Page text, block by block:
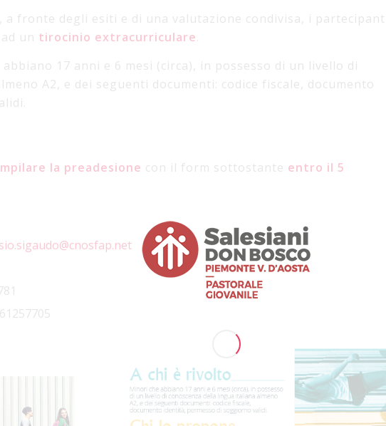
fronte degli esiti e di una valutazione condivisa, i
un tirocinio extracurriculare
17 anni e 6 mesi (circa), in possesso di un livello di
A2, e dei seguenti documenti: codice fiscale, documento
la preadesione con il form sottostante entro il 5